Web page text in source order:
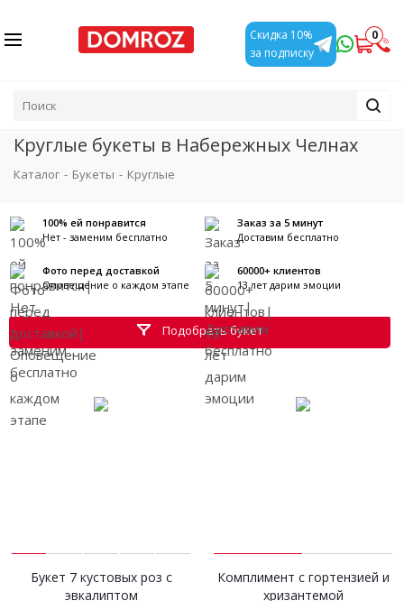
Скидка 10%
за подписку
0
Круглые букеты в Набережных Челнах
Каталог - Букеты - Круглые
100% ей понравится
Нет - заменим бесплатно
Заказ за 5 минут
Доставим бесплатно
Фото перед доставкой
Оповещение о каждом этапе
60000+ клиентов
13 лет дарим эмоции
Подобрать букет
Букет 7 кустовых роз с
эвкалиптом
Комплимент с гортензией и
хризантемой